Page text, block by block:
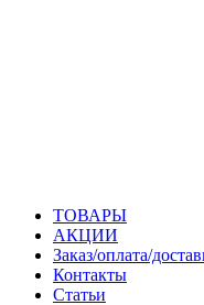
ТОВАРЫ
АКЦИИ
Заказ/оплата/
Контакты
Статьи